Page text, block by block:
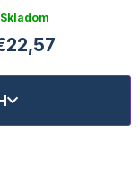
Priemerné
produktu
5,0
hviezdičiek.
Skladom